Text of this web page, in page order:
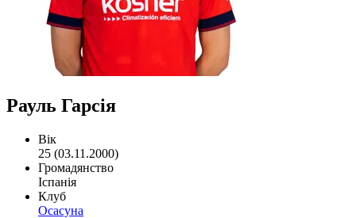
Рауль Гарсія
Вік
25 (03.11.2000)
Громадянство
Іспанія
Клуб
Осасуна